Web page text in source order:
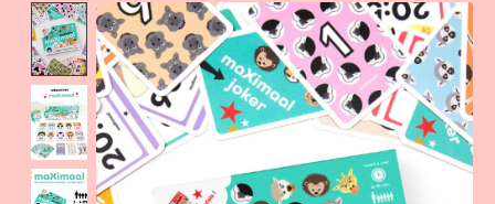
Product image slideshow Items